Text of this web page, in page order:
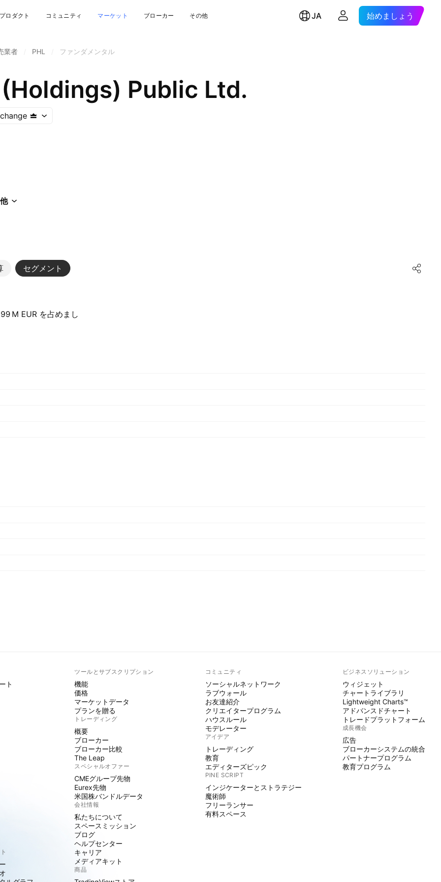
プロダクト コミュニティ マーケット ブローカー その他 JA 始めましょう
業者 PHL ファンダメンタル
Public Ltd.
セグメント
M‬ EUR を占めまし
ト
ツールとサブスクリプション
機能
価格
マーケットデータ
プランを贈る
トレーディング
概要
ブローカー
ブローカー比較
The Leap
スペシャルオファー
CMEグループ先物
Eurex先物
米国株バンドルデータ
会社情報
私たちについて
スペースミッション
ブログ
ヘルプセンター
キャリア
メディアキット
商品
コミュニティ
ソーシャルネットワーク
ラブウォール
お友達紹介
クリエイタープログラム
ハウスルール
モデレーター
アイデア
トレーディング
教育
エディターズピック
PINE SCRIPT
インジケーターとストラテジー
魔術師
フリーランサー
有料スペース
ビジネスソリューション
ウィジェット
チャートライブラリ
Lightweight Charts™
アドバンスドチャート
トレードプラットフォーム
成長機会
広告
ブローカーシステムの統合
パートナープログラム
教育プログラム